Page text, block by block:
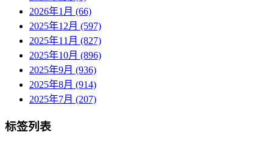
2026年1月 (66)
2025年12月 (597)
2025年11月 (827)
2025年10月 (896)
2025年9月 (936)
2025年8月 (914)
2025年7月 (207)
标签列表